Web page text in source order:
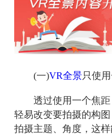
(一)VR全景只使
透过使用一个焦距
轻易改变要拍摄的构
拍摄主题、角度，这